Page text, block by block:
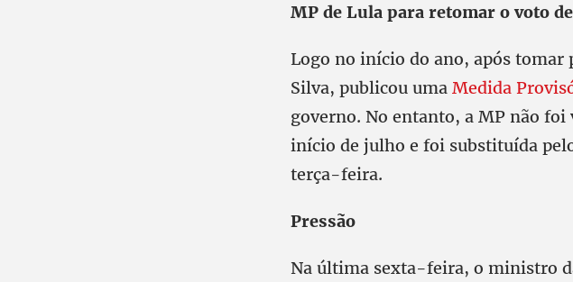
MP de Lula para retomar o voto
Logo no início do ano, após tomar
Silva, publicou uma Medida
governo. No entanto, a MP não foi
início de julho e foi substituída
terça-feira.
Pressão
Na última sexta-feira, o ministro